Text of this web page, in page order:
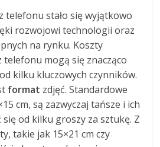
telefonu stało się wyjątkowo
rozwojowi technologii oraz
na rynku. Koszty
telefonu mogą się znacząco
kilku kluczowych czynników.
format zdjęć. Standardowe
cm, są zazwyczaj tańsze i ich
się od kilku groszy za sztukę. Z
takie jak 15×21 cm czy